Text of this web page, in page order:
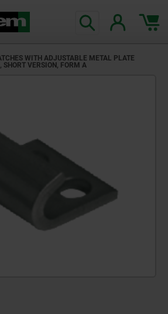
WITH ADJUSTABLE METAL PLATE
SHORT VERSION, FORM A